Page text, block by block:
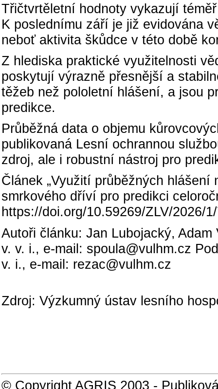
Třičtvrtěletní hodnoty vykazují
K poslednímu září je již evidována
neboť aktivita škůdce v této době
Z hlediska praktické využitelnosti
poskytují výrazně přesnější a
těžeb než pololetní hlášení, a jsou
predikce.
Průběžná data o objemu
publikovaná Lesní ochrannou
zdroj, ale i robustní nástroj pro
Článek „Využití průběžných
smrkového dříví pro predikci
https://doi.org/10.59269/ZLV/2026/
Autoři článku: Jan Lubojacký,
v. v. i., e-mail: spoula@vulhm.cz
v. i., e-mail: rezac@vulhm.cz
Zdroj: Výzkumný ústav lesního
© Copyright AGRIS 2003 -